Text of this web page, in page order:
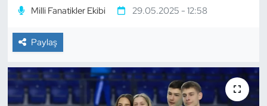
Milli Fanatikler Ekibi 29.05.2025 - 12:58
Paylaş
Briç
Buz Hokeyi